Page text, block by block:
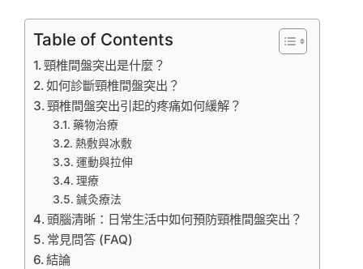
Table of Contents
頸椎間盤突出是什麼？
如何診斷頸椎間盤突出？
頸椎間盤突出引起的疼痛如何緩解？
藥物治療
熱敷與冰敷
運動與拉伸
理療
鍼灸療法
頭腦清晰：日常生活中如何預防頸椎間盤突出？
常見問答 (FAQ)
結論